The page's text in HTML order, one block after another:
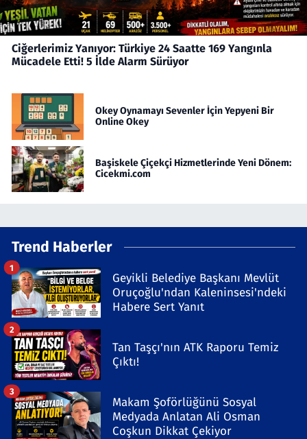
Ciğerlerimiz Yanıyor: Türkiye 24 Saatte 169 Yangınla
Mücadele Etti! 5 İlde Alarm Sürüyor
Okey Oynamayı Sevenler İçin Yepyeni Bir
Online Okey
Başiskele Çiçekçi Hizmetlerinde Yeni Dönem:
Cicekmi.com
Trend Haberler
Geyikli Belediye Başkanı Mevlüt
Oruçoğlu'ndan Kaleninsesi'ndeki
Habere Sert Yanıt
1
Tan Taşçı'nın ATK Raporu Temiz
Çıktı!
2
Makam Şoförlüğünü Sosyal
Medyada Anlatan Ali Osman
Coşkun Dikkat Çekiyor
3